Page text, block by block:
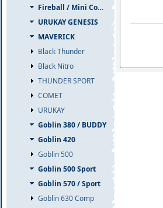
Fireball / Mini Comet
URUKAY GENESIS
MAVERICK
Black Thunder
Black Nitro
THUNDER SPORT
COMET
URUKAY
Goblin 380 / BUDDY
Goblin 420
Goblin 500
Goblin 500 Sport
Goblin 570 / Sport
Goblin 630 Comp